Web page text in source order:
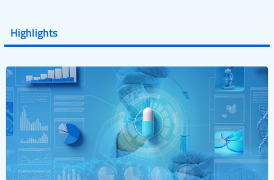
Highlights